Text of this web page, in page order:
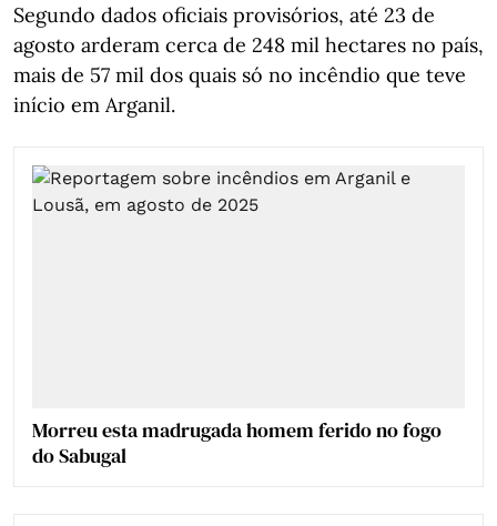
Segundo dados oficiais provisórios, até 23 de
agosto arderam cerca de 248 mil hectares no país,
mais de 57 mil dos quais só no incêndio que teve
início em Arganil.
Morreu esta madrugada homem ferido no fogo
do Sabugal